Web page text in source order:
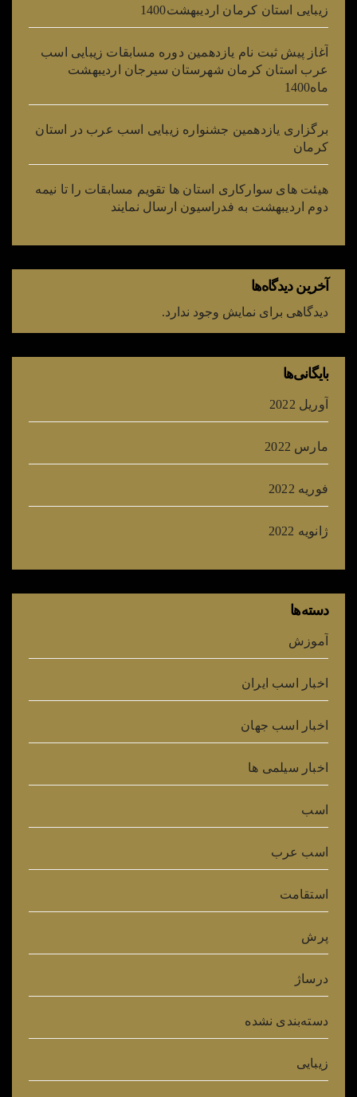
زیبایی استان کرمان اردیبهشت1400
آغاز پیش ثبت نام یازدهمین دوره مسابقات زیبایی اسب
عرب استان کرمان شهرستان سیرجان اردیبهشت
ماه1400
برگزاری یازدهمین جشنواره زیبایی اسب عرب در استان
کرمان
هیئت های سوارکاری استان ها تقویم مسابقات را تا نیمه
دوم اردیبهشت به فدراسیون ارسال نمایند
آخرین دیدگاه‌ها
دیدگاهی برای نمایش وجود ندارد.
بایگانی‌ها
آوریل 2022
مارس 2022
فوریه 2022
ژانویه 2022
دسته‌ها
آموزش
اخبار اسب ایران
اخبار اسب جهان
اخبار سیلمی ها
اسب
اسب عرب
استقامت
پرش
درساژ
دسته‌بندی نشده
زیبایی